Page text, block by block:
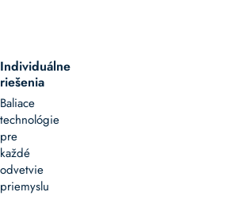
gravitácie
alebo
mierny
sklon
dopravníkového
systému
na
pohyb
balíkov,
Individuálne
riešenia
Baliace
technológie
pre
každé
odvetvie
priemyslu